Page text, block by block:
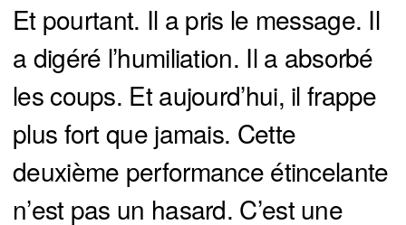
Et pourtant. Il a pris le message. Il
a digéré l’humiliation. Il a absorbé
les coups. Et aujourd’hui, il frappe
plus fort que jamais. Cette
deuxième performance étincelante
n’est pas un hasard. C’est une